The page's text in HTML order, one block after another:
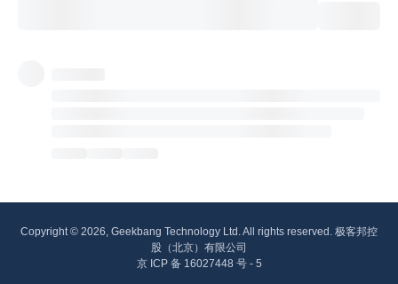
Copyright © 2026, Geekbang Technology Ltd. All rights reserved. 极客邦控
股（北京）有限公司
京 ICP 备 16027448 号 - 5